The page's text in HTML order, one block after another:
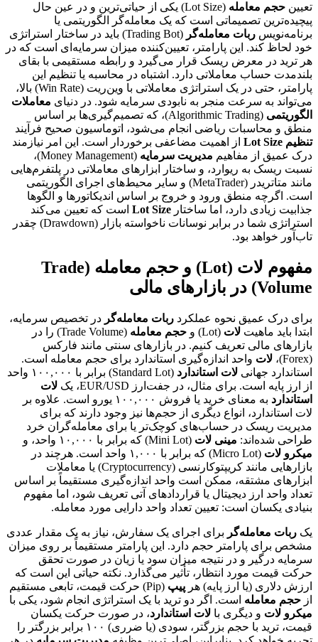
تعیین حجم معامله
(Lot Size) یکی از حیاتی‌ترین و در عین حال
پیچیده‌ترین تصمیماتی است که یک معامله‌گر الگوریتمی یا
برنامه‌نویس ربات معامله‌گر
(Trading Bot) باید در ساختار استراتژی
خود لحاظ کند. این پارامتر، تعیین‌کننده میزان سرمایه‌ای است که در
هر ترید در معرض ریسک قرار می‌گیرد و رابطه مستقیمی با بقای
بلندمدت حساب معاملاتی دارد. اشتباه در محاسبه یا تنظیم این
پارامتر، حتی در یک استراتژی معاملاتی با وین‌ریت (Win Rate) بالا،
می‌تواند به سرعت منجر به نابودی سرمایه شود. در دنیای معاملات
الگوریتمی
(Algorithmic Trading)، که تصمیم‌گیری‌ها بر اساس
منطق و محاسبات ریاضی انجام می‌شود، اتوماسیون صحیح فرآیند
تنظیم Lot Size
از اهمیت مضاعفی برخوردار است. این امر نیازمند
درک عمیق از مفاهیم مدیریت سرمایه
(Money Management)،
نسبت ریسک به ریوارد، و ساختار ابزارهای معاملاتی در پلتفرم‌هایی
مانند متاتریدر (MetaTrader) و سایر محیط‌های اجرای الگوریتمی
است. اگرچه منطق ورود و خروج بر اساس اندیکاتورها و الگوها
جذابیت زیادی دارد، اما ساختار Lot Size است که تعیین می‌کند
استراتژی شما در برابر نوسانات ناخواسته بازار (Drawdown) چقدر
تاب‌آور خواهد بود.
مفهوم لات (Lot) و حجم معامله (Trade
Volume) در بازارهای مالی
برای درک عمیق نحوه عملکرد ربات معامله‌گر در تخصیص سرمایه،
ابتدا باید ماهیت لات (Lot) و حجم معامله
(Trade Volume) را در
بازارهای مالی تعریف کنیم. در بازارهای سنتی مانند فارکس
(Forex)،
لات واحد اندازه‌گیری استاندارد برای حجم معامله است.
استاندارد جهانی لات استاندارد
(Standard Lot) برابر با ۱۰۰,۰۰۰ واحد
از ارز پایه است. برای مثال، در جفت‌ارز EUR/USD، یک
لات
استاندارد
به معنای خرید یا فروش ۱۰۰,۰۰۰ یورو است. علاوه بر
لات استاندارد، انواع دیگری از حجم‌ها نیز وجود دارند که برای
مدیریت ریسک در حساب‌های کوچک‌تر یا برای معامله‌گران خرد
طراحی شده‌اند: مینی لات (Mini Lot) که برابر با ۱۰,۰۰۰ واحد، و
میکرو لات
(Micro Lot) که برابر با ۱,۰۰۰ واحد است. هرچند در
بازارهایی مانند کریپتوکارنسی (Cryptocurrency) یا معاملات
ابزارهای مشتقه، ممکن است واحد اندازه‌گیری مستقیماً بر اساس
تعداد واحد ارز دیجیتال یا قراردادهای آتی تعریف شود، اما مفهوم
بنیادی یکسان است: تعیین تعداد واحد دارایی مورد معامله.
یک ربات معامله‌گر برای اجرای یک سفارش، نیاز به یک مقدار عددی
مشخص برای پارامتر حجم دارد. این پارامتر مستقیماً بر روی میزان
سرمایه درگیر و در نتیجه میزان سود یا زیان در صورت تحقق
حرکت قیمت مورد انتظار، تأثیر می‌گذارد. نکته حیاتی این است که
ارزش دلاری (یا ارز پایه) هر پیپ
(Pip) حرکت قیمت، تابعی مستقیم
از حجم معامله است. اگر دو ترید با یک استراتژی انجام شود، یکی با
میکرو لات و دیگری با لات استاندارد، در صورت حرکت یکسان
قیمت، ترید با حجم بزرگتر، سودی (یا ضرری) ۱۰۰ برابر بزرگتر را